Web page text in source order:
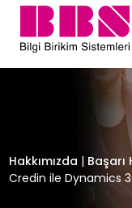
Credin ile
Hakkımızda |
Credin ile Dynamics